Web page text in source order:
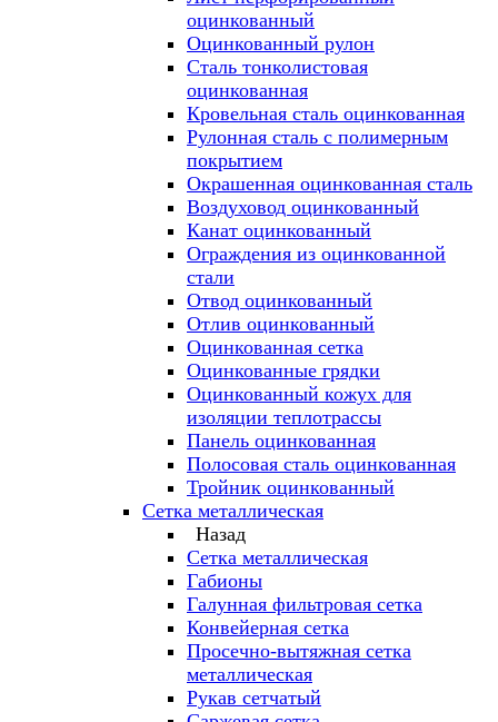
оцинкованный
Оцинкованный рулон
Сталь тонколистовая
оцинкованная
Кровельная сталь оцинкованная
Рулонная сталь с полимерным
покрытием
Окрашенная оцинкованная сталь
Воздуховод оцинкованный
Канат оцинкованный
Ограждения из оцинкованной
стали
Отвод оцинкованный
Отлив оцинкованный
Оцинкованная сетка
Оцинкованные грядки
Оцинкованный кожух для
изоляции теплотрассы
Панель оцинкованная
Полосовая сталь оцинкованная
Тройник оцинкованный
Сетка металлическая
Назад
Сетка металлическая
Габионы
Галунная фильтровая сетка
Конвейерная сетка
Просечно-вытяжная сетка
металлическая
Рукав сетчатый